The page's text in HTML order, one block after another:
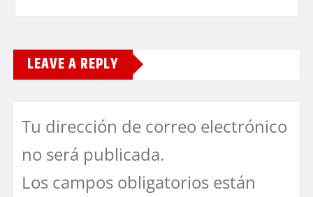
LEAVE A REPLY
Tu dirección de correo electrónico
no será publicada.
Los campos obligatorios están